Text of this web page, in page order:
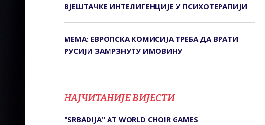
ВЈЕШТАЧКЕ ИНТЕЛИГЕНЦИЈЕ У ПСИХОТЕРАПИЈИ
МЕМА: ЕВРОПСКА КОМИСИЈА ТРЕБА ДА ВРАТИ
РУСИЈИ ЗАМРЗНУТУ ИМОВИНУ
НАЈЧИТАНИЈЕ ВИЈЕСТИ
"SRBADIJA" AT WORLD CHOIR GAMES